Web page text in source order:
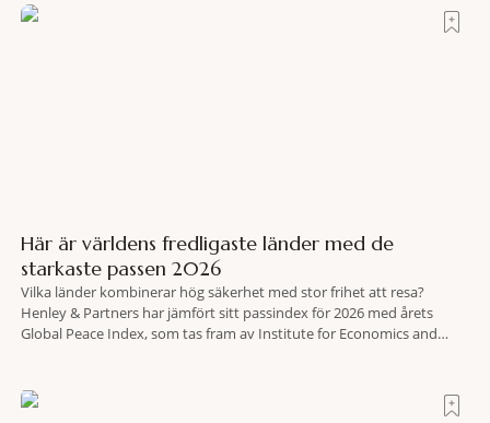
Här är världens fredligaste länder med de
starkaste passen 2026
Vilka länder kombinerar hög säkerhet med stor frihet att resa?
Henley & Partners har jämfört sitt passindex för 2026 med årets
Global Peace Index, som tas fram av Institute for Economics and